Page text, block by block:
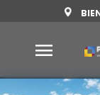
al
contenido
principal